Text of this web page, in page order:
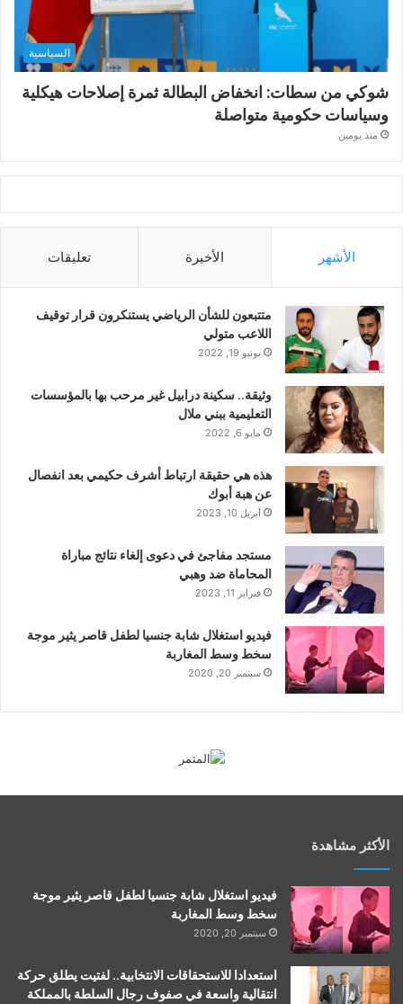
السياسية
شوكي من سطات: انخفاض البطالة ثمرة إصلاحات هيكلية
وسياسات حكومية متواصلة
منذ يومين
الأشهر الأخيرة تعليقات
متتبعون للشأن الرياضي يستنكرون قرار توقيف
اللاعب متولي
يونيو 19, 2022
وثيقة.. سكينة درابيل غير مرحب بها بالمؤسسات
التعليمية ببني ملال
مايو 6, 2022
هذه هي حقيقة ارتباط أشرف حكيمي بعد انفصال
عن هبة أبوك
أبريل 10, 2023
مستجد مفاجئ في دعوى إلغاء نتائج مباراة
المحاماة ضد وهبي
فبراير 11, 2023
فيديو استغلال شابة جنسيا لطفل قاصر يثير موجة
سخط وسط المغاربة
سبتمبر 20, 2020
الأكثر مشاهدة
فيديو استغلال شابة جنسيا لطفل قاصر يثير موجة
سخط وسط المغاربة
سبتمبر 20, 2020
استعدادا للاستحقاقات الانتخابية.. لفتيت يطلق حركة
انتقالية واسعة في صفوف رجال السلطة بالمملكة